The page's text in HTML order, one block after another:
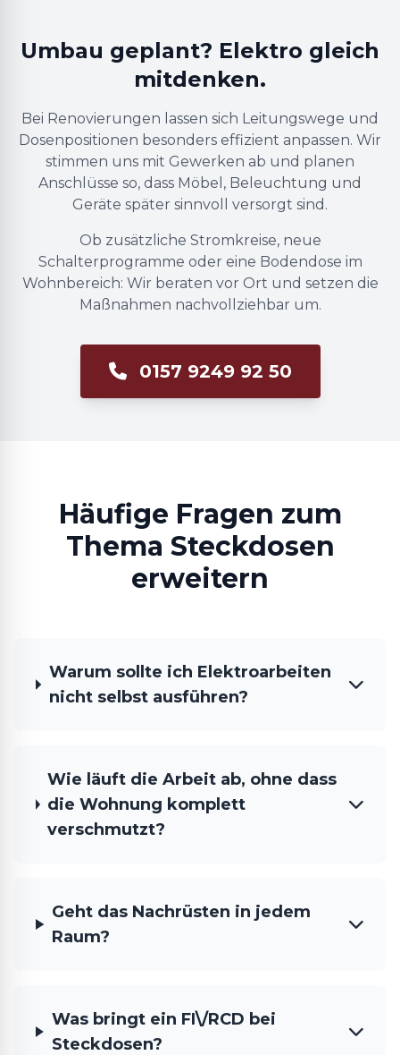
Umbau geplant? Elektro gleich
mitdenken.
Bei Renovierungen lassen sich Leitungswege und
Dosenpositionen besonders effizient anpassen. Wir
stimmen uns mit Gewerken ab und planen
Anschlüsse so, dass Möbel, Beleuchtung und
Geräte später sinnvoll versorgt sind.
Ob zusätzliche Stromkreise, neue
Schalterprogramme oder eine Bodendose im
Wohnbereich: Wir beraten vor Ort und setzen die
Maßnahmen nachvollziehbar um.
0157 9249 92 50
Häufige Fragen zum
Thema Steckdosen
erweitern
Warum sollte ich Elektroarbeiten
nicht selbst ausführen?
Wie läuft die Arbeit ab, ohne dass
die Wohnung komplett
verschmutzt?
Geht das Nachrüsten in jedem
Raum?
Was bringt ein FI\/RCD bei
Steckdosen?